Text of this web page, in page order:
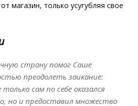
магазин, только усугуб­ляя свое
страну помог Саше
преодолеть заикание:
сам по себе оказался
но и предоставил множество